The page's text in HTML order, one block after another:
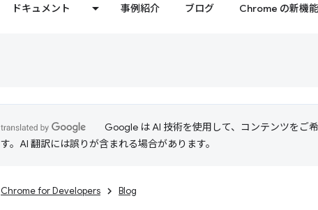
ドキュメント 事例紹介 ブログ Chrome の新機能
Google は AI 技術を使用して、コンテンツをご
す。AI 翻訳には誤りが含まれる場合があります。
Chrome for Developers Blog